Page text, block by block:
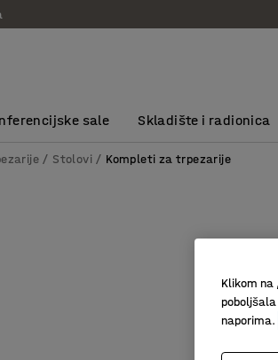
sale Skladište i radionica
Stolovi Kompleti za trpezarije
Klikom na
naporima.